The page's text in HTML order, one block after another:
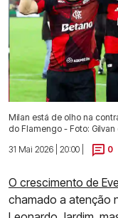
Milan está de olho na
do Flamengo - Foto:
31 Mai 2026 | 20:00 |
0
O crescimento de
chamado a atenção